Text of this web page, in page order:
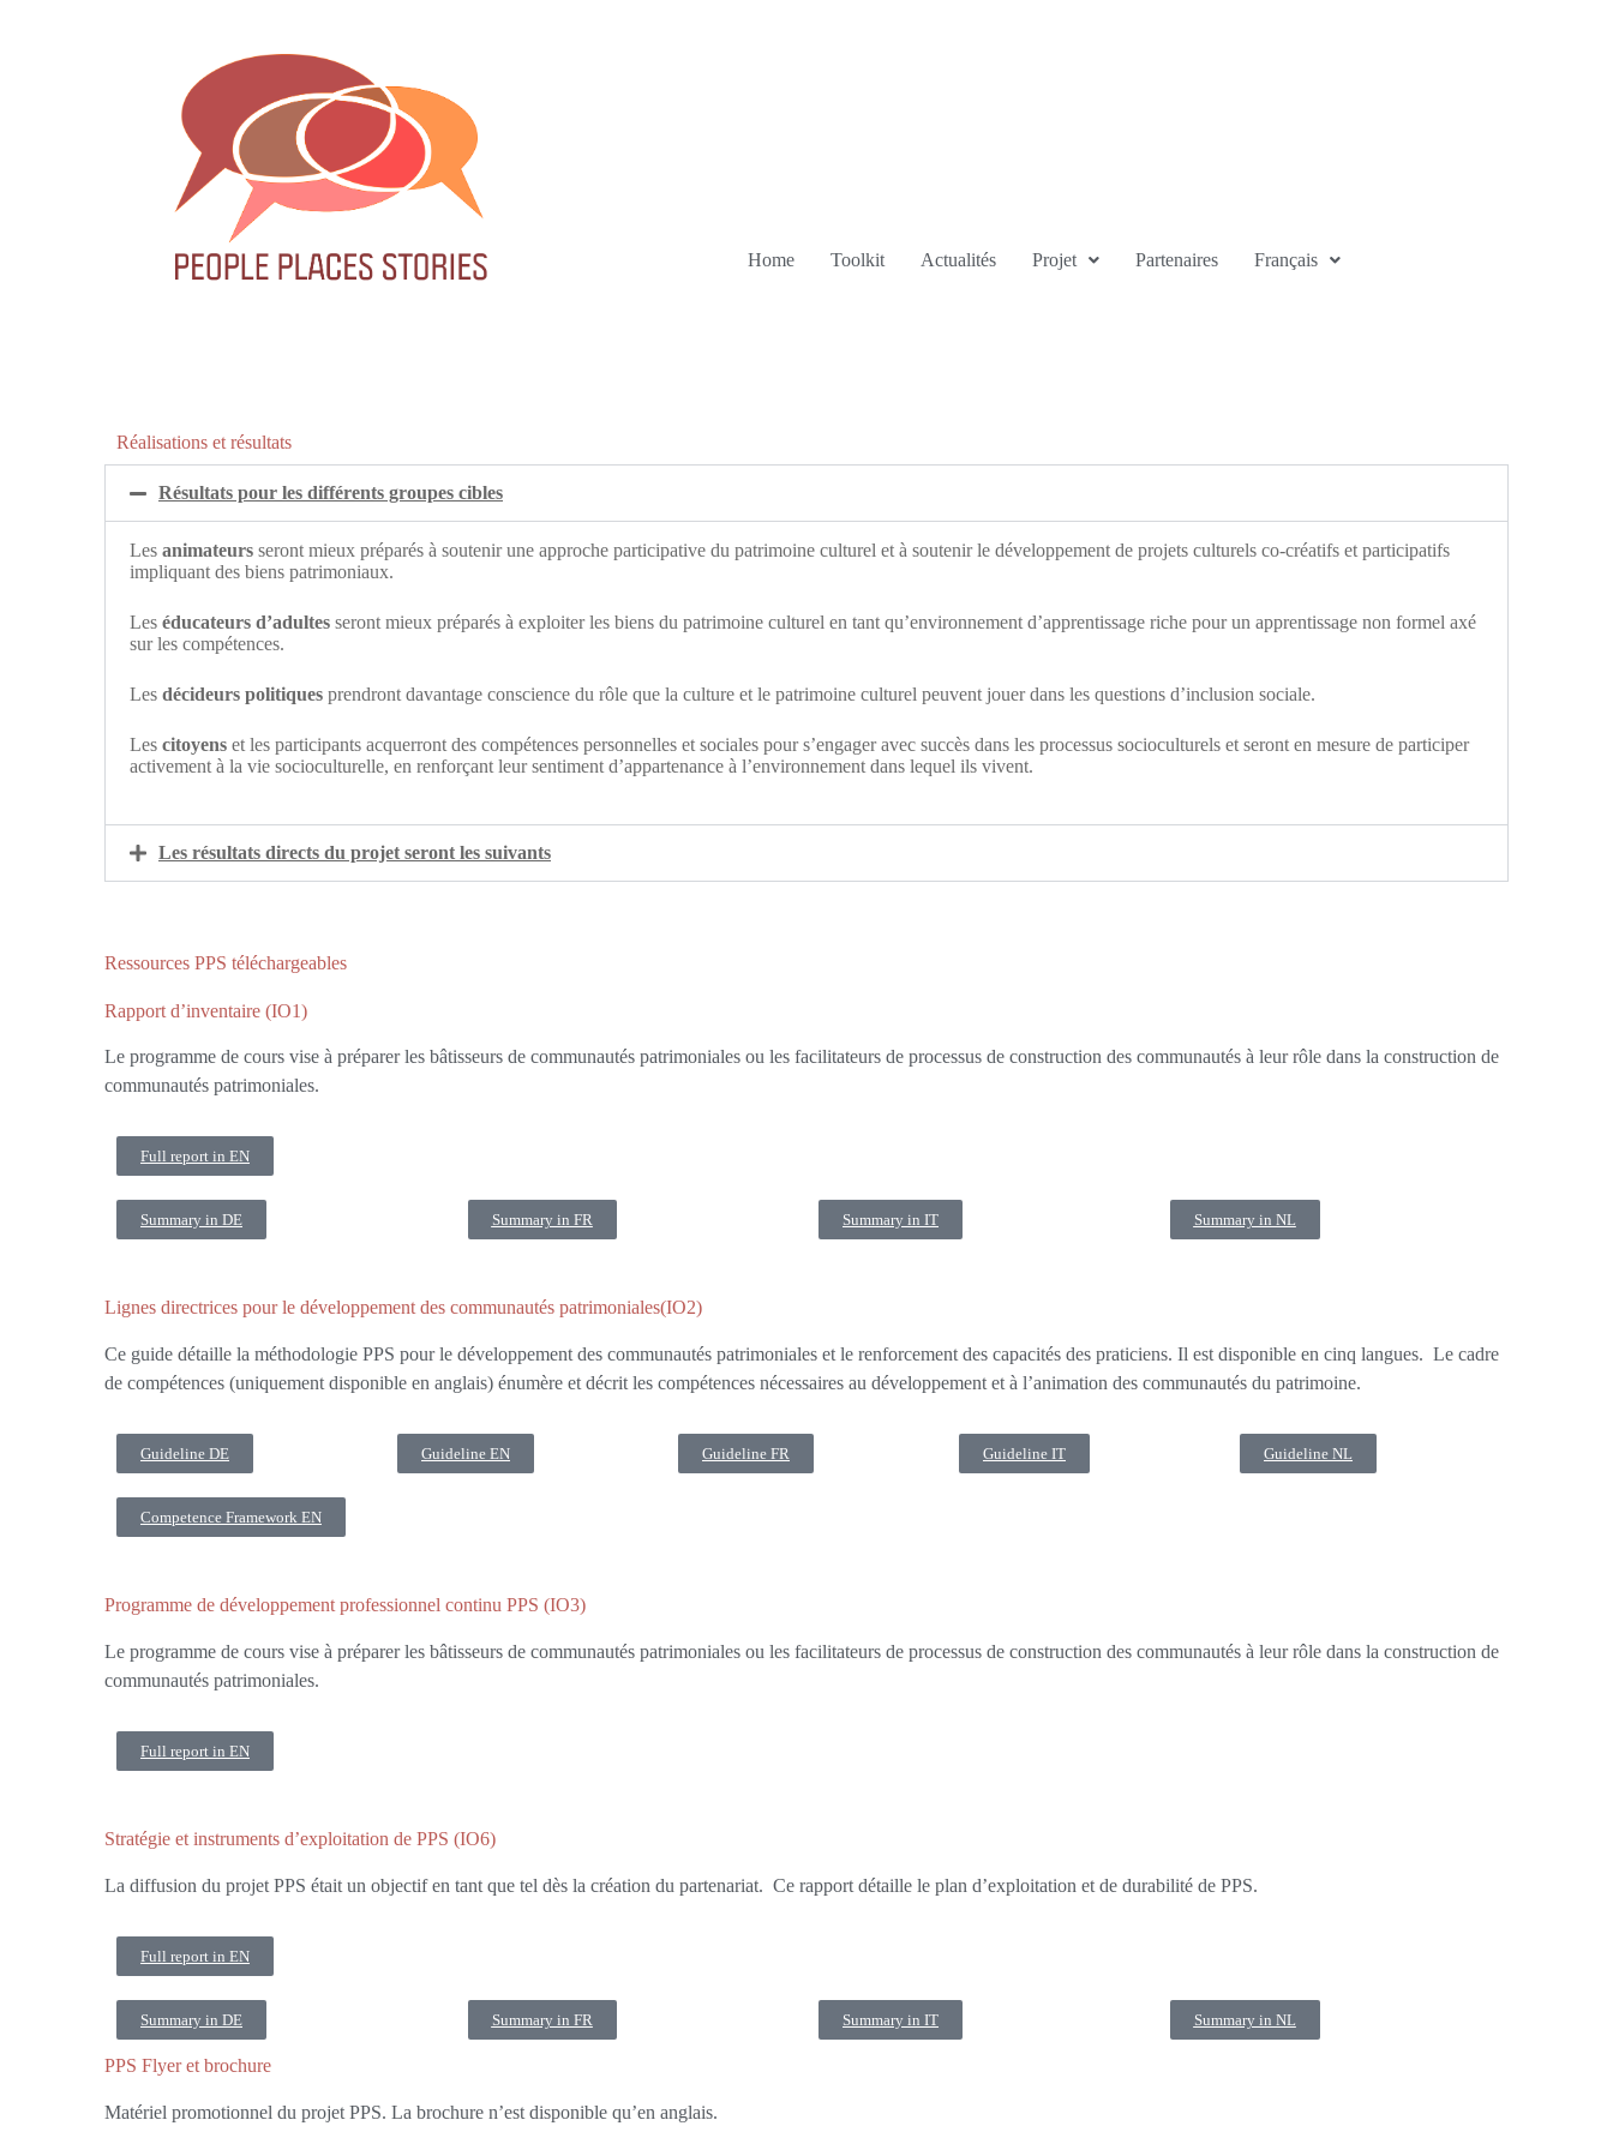
Home Toolkit Actualités Projet Partenaires Français
Réalisations et résultats
Résultats pour les différents groupes cibles​
Les animateurs seront mieux préparés à soutenir une approche participative du patrimoine culturel et à soutenir le développement de projets culturels co-créatifs et participatifs
impliquant des biens patrimoniaux.
Les éducateurs d’adultes seront mieux préparés à exploiter les biens du patrimoine culturel en tant qu’environnement d’apprentissage riche pour un apprentissage non formel axé
sur les compétences.
Les décideurs politiques prendront davantage conscience du rôle que la culture et le patrimoine culturel peuvent jouer dans les questions d’inclusion sociale.
Les citoyens et les participants acquerront des compétences personnelles et sociales pour s’engager avec succès dans les processus socioculturels et seront en mesure de participer
activement à la vie socioculturelle, en renforçant leur sentiment d’appartenance à l’environnement dans lequel ils vivent.
Les résultats directs du projet seront les suivants
Ressources PPS téléchargeables
Rapport d’inventaire (IO1)
Le programme de cours vise à préparer les bâtisseurs de communautés patrimoniales ou les facilitateurs de processus de construction des communautés à leur rôle dans la construction de
communautés patrimoniales.
Full report in EN
Summary in DE Summary in FR Summary in IT Summary in NL
Lignes directrices pour le développement des communautés patrimoniales(IO2)
Ce guide détaille la méthodologie PPS pour le développement des communautés patrimoniales et le renforcement des capacités des praticiens. Il est disponible en cinq langues. Le cadre
de compétences (uniquement disponible en anglais) énumère et décrit les compétences nécessaires au développement et à l’animation des communautés du patrimoine.
Guideline DE Guideline EN Guideline FR Guideline IT Guideline NL
Competence Framework EN
Programme de développement professionnel continu PPS (IO3)
Le programme de cours vise à préparer les bâtisseurs de communautés patrimoniales ou les facilitateurs de processus de construction des communautés à leur rôle dans la construction de
communautés patrimoniales.
Full report in EN
Stratégie et instruments d’exploitation de PPS (IO6)
La diffusion du projet PPS était un objectif en tant que tel dès la création du partenariat. Ce rapport détaille le plan d’exploitation et de durabilité de PPS.
Full report in EN
Summary in DE Summary in FR Summary in IT Summary in NL
PPS Flyer et brochure
Matériel promotionnel du projet PPS. La brochure n’est disponible qu’en anglais.